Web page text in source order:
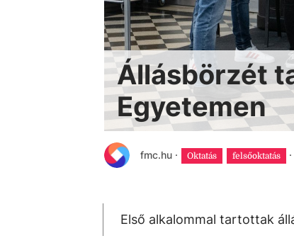
Állásbörzét
Egyetemen
fmc.hu · Oktatás felsőoktatás ·
Első alkalommal tartottak